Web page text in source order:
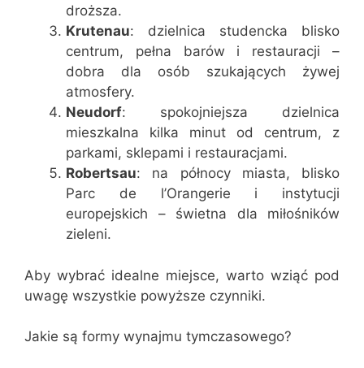
droższa.
Krutenau: dzielnica studencka blisko
centrum, pełna barów i restauracji –
dobra dla osób szukających żywej
atmosfery.
Neudorf: spokojniejsza dzielnica
mieszkalna kilka minut od centrum, z
parkami, sklepami i restauracjami.
Robertsau: na północy miasta, blisko
Parc de l’Orangerie i instytucji
europejskich – świetna dla miłośników
zieleni.
Aby wybrać idealne miejsce, warto wziąć pod
uwagę wszystkie powyższe czynniki.
Jakie są formy wynajmu tymczasowego?